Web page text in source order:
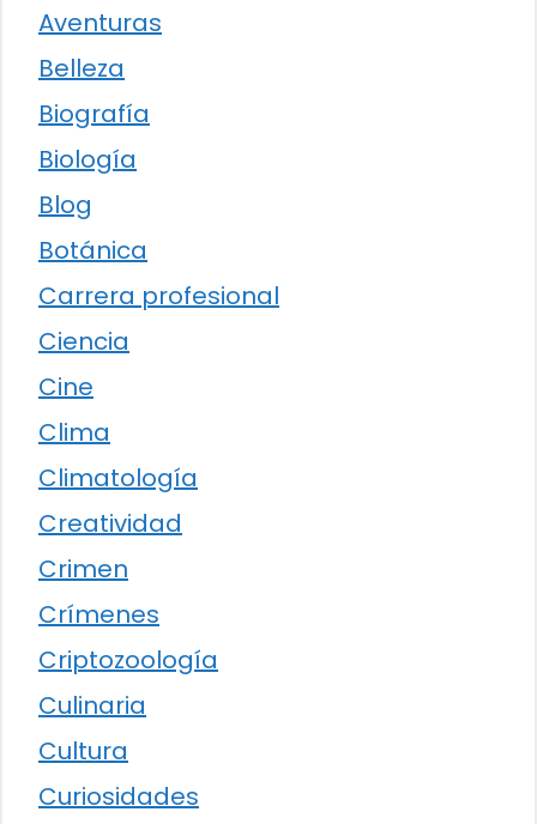
Aventuras
Belleza
Biografía
Biología
Blog
Botánica
Carrera profesional
Ciencia
Cine
Clima
Climatología
Creatividad
Crimen
Crímenes
Criptozoología
Culinaria
Cultura
Curiosidades